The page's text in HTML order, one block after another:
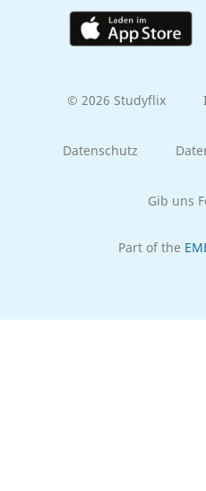
© 2026 Studyflix
Datenschutz
Gib uns
Part of the